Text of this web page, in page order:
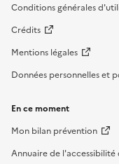
Conditions générales
Crédits
Mentions légales
Données personnelles et
En ce moment
Mon bilan prévention
Annuaire de l'accessibilité